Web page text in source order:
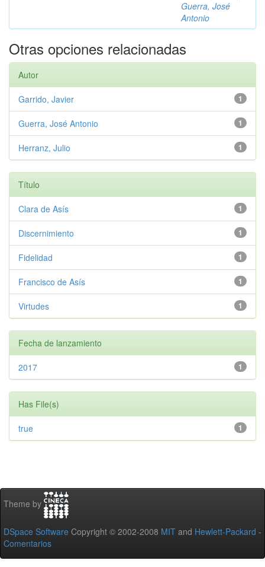
Guerra, José
Antonio
Otras opciones relacionadas
Autor
1
Garrido, Javier
1
Guerra, José Antonio
1
Herranz, Julio
Título
1
Clara de Asís
1
Discernimiento
1
Fidelidad
1
Francisco de Asís
1
Virtudes
Fecha de lanzamiento
1
2017
Has File(s)
1
true
Theme by
DSpace Software Copyright © 2002-2008 MIT and Hewlett-Packard -
Comentarios